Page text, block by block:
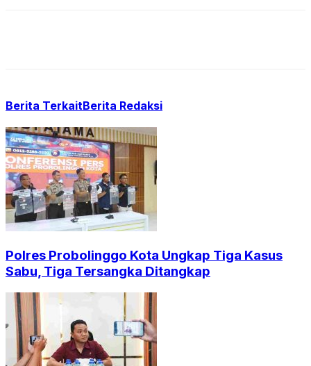
Berita TerkaitBerita Redaksi
Polres Probolinggo Kota Ungkap Tiga Kasus
Sabu, Tiga Tersangka Ditangkap